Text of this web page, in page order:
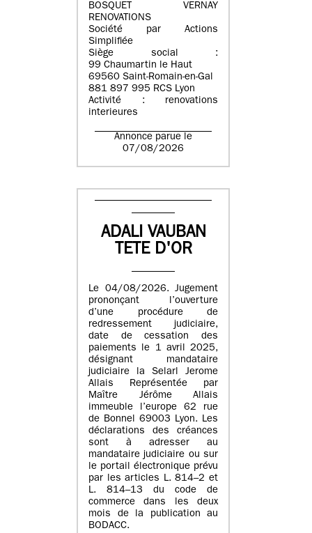
BOSQUET VERNAY
RENOVATIONS
Société par Actions
Simplifiée
Siège social :
99 Chaumartin le Haut
69560 Saint-Romain-en-Gal
881 897 995 RCS Lyon
Activité : renovations
interieures
Annonce parue le
07/08/2026
ADALI VAUBAN
TETE D'OR
Le 04/08/2026. Jugement
prononçant l’ouverture
d’une procédure de
redressement judiciaire,
date de cessation des
paiements le 1 avril 2025,
désignant mandataire
judiciaire la Selarl Jerome
Allais Représentée par
Maître Jérôme Allais
immeuble l’europe 62 rue
de Bonnel 69003 Lyon. Les
déclarations des créances
sont à adresser au
mandataire judiciaire ou sur
le portail électronique prévu
par les articles L. 814–2 et
L. 814–13 du code de
commerce dans les deux
mois de la publication au
BODACC.